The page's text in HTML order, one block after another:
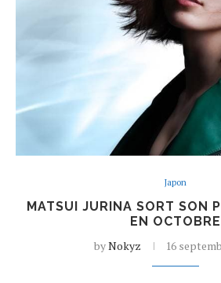
Japon
MATSUI JURINA SORT SON
EN OCTOBRE
byNokyz 16